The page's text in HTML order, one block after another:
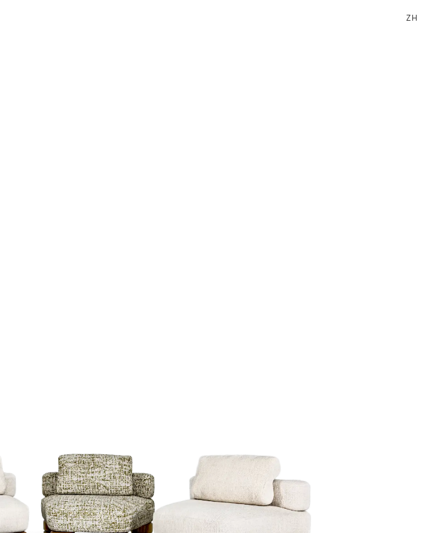
已注册用户
ZH